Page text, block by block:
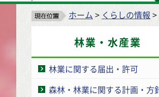
ホーム > くらしの情報 >
林業・水産業
林業に関する届出・許可
森林・林業に関する計画・方